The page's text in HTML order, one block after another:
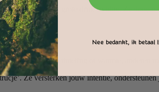
jaren, onder grote druk en hitte. Ze
direct een tinteling of warmte, anderen
Ze versterken jouw intentie,
Nee bedankt, ik betaal